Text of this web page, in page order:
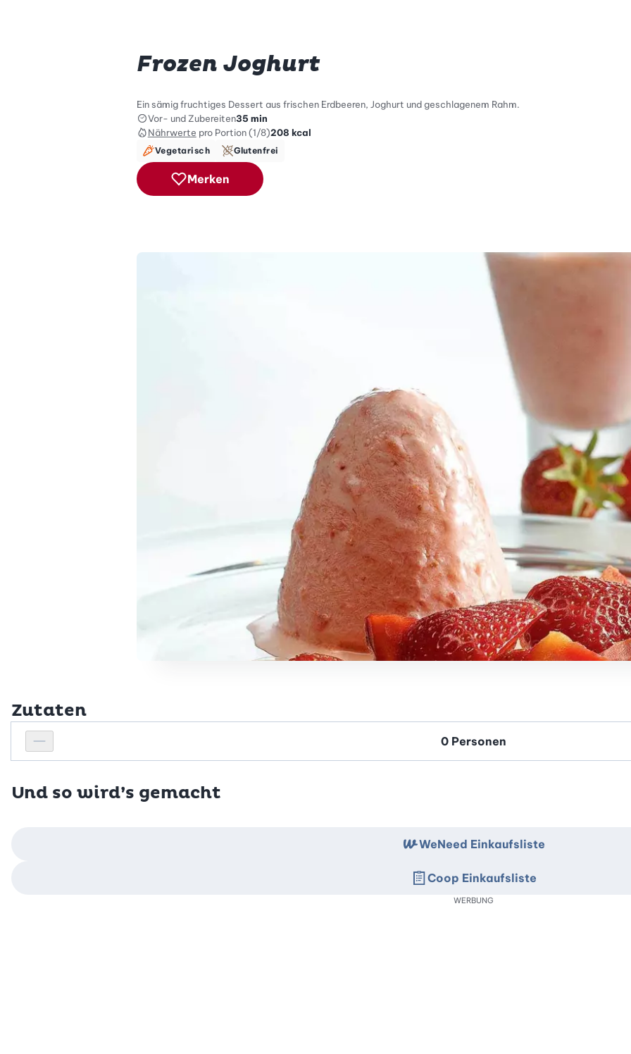
Frozen Joghurt
Ein sämig fruchtiges Dessert aus frischen Erdbeeren, Joghurt und geschlagenem Rahm.
Vor- und Zubereiten35 min
Nährwerte pro Portion (1/8)208 kcal
Vegetarisch Glutenfrei
Merken
Zutaten
Personenanzahl verringern
Personenanzahl
Und so wird’s gemacht
WeNeed Einkaufsliste
Coop Einkaufsliste
WERBUNG